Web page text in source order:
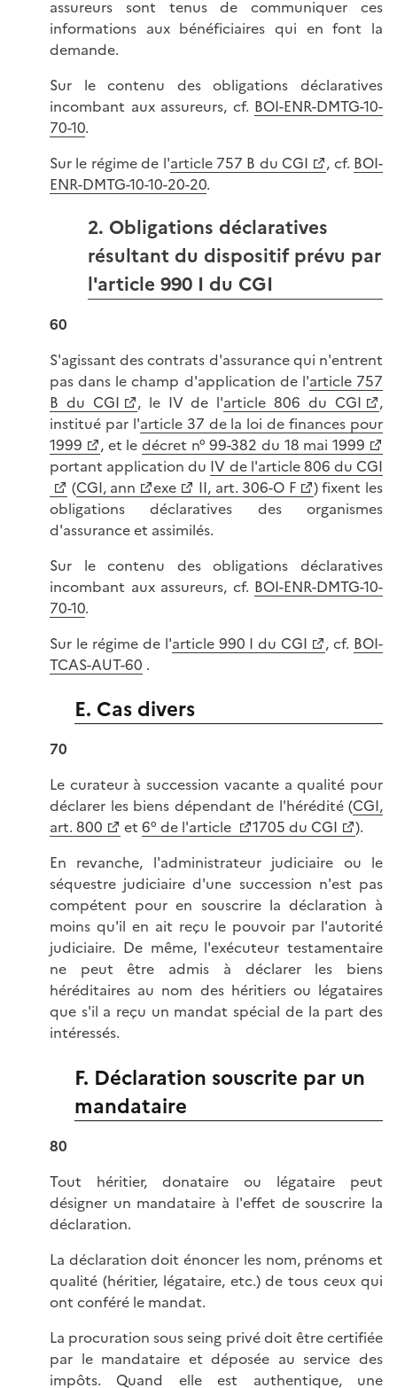
assureurs sont tenus de communiquer ces
informations aux bénéficiaires qui en font la
demande.
Sur le contenu des obligations déclaratives
incombant aux assureurs, cf. BOI-ENR-DMTG-10-
70-10.
Sur le régime de l'article 757 B du CGI , cf. BOI-
ENR-DMTG-10-10-20-20.
2. Obligations déclaratives
résultant du dispositif prévu par
l'article 990 I du CGI
60
S'agissant des contrats d'assurance qui n'entrent
pas dans le champ d'application de l'article 757
B du CGI
, le IV de l'article 806 du CGI
,
institué par l'article 37 de la loi de finances pour
1999
, et le décret n° 99-382 du 18 mai 1999
portant application du IV de l'article 806 du CGI
(CGI, ann exe II, art. 306-O F
) fixent les
obligations déclaratives des organismes
d'assurance et assimilés.
Sur le contenu des obligations déclaratives
incombant aux assureurs, cf. BOI-ENR-DMTG-10-
70-10.
Sur le régime de l'article 990 I du CGI , cf. BOI-
TCAS-AUT-60 .
E. Cas divers
70
Le curateur à succession vacante a qualité pour
déclarer les biens dépendant de l'hérédité (CGI,
art. 800
et 6° de l'article 1705 du CGI
).
En revanche, l'administrateur judiciaire ou le
séquestre judiciaire d'une succession n'est pas
compétent pour en souscrire la déclaration à
moins qu'il en ait reçu le pouvoir par l'autorité
judiciaire. De même, l'exécuteur testamentaire
ne peut être admis à déclarer les biens
héréditaires au nom des héritiers ou légataires
que s'il a reçu un mandat spécial de la part des
intéressés.
F. Déclaration souscrite par un
mandataire
80
Tout héritier, donataire ou légataire peut
désigner un mandataire à l'effet de souscrire la
déclaration.
La déclaration doit énoncer les nom, prénoms et
qualité (héritier, légataire, etc.) de tous ceux qui
ont conféré le mandat.
La procuration sous seing privé doit être certifiée
par le mandataire et déposée au service des
impôts. Quand elle est authentique, une